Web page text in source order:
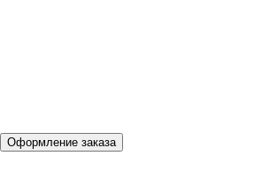
Оформление заказа